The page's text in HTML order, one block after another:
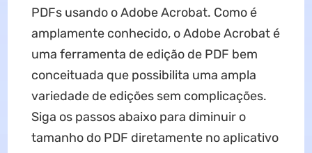
PDFs usando o Adobe Acrobat. Como é
amplamente conhecido, o Adobe Acrobat é
uma ferramenta de edição de PDF bem
conceituada que possibilita uma ampla
variedade de edições sem complicações.
Siga os passos abaixo para diminuir o
tamanho do PDF diretamente no aplicativo